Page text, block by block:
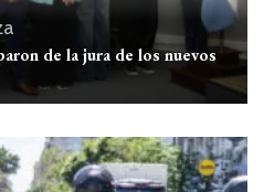
de la jura de los nuevos